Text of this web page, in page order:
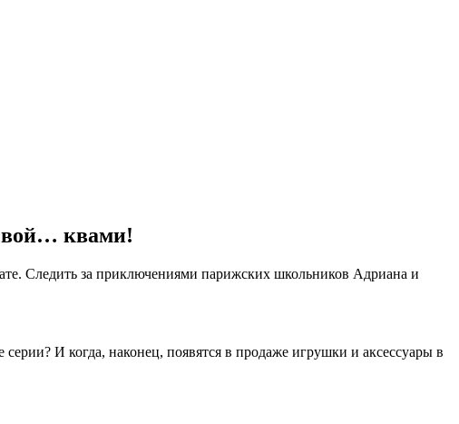
квами!
Следить за приключениями парижских школьников Адриана и
И когда, наконец, появятся в продаже игрушки и аксессуары в